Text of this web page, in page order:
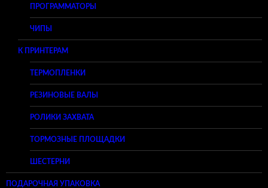
ПРОГРАММАТОРЫ
ЧИПЫ
К ПРИНТЕРАМ
ТЕРМОПЛЕНКИ
РЕЗИНОВЫЕ ВАЛЫ
РОЛИКИ ЗАХВАТА
ТОРМОЗНЫЕ ПЛОЩАДКИ
ШЕСТЕРНИ
ПОДАРОЧНАЯ УПАКОВКА